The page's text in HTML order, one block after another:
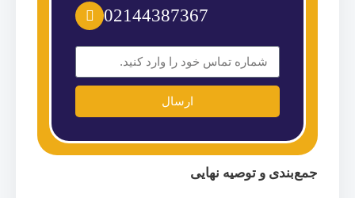
02144387367
ارسال
جمع‌بندی و توصیه نهایی